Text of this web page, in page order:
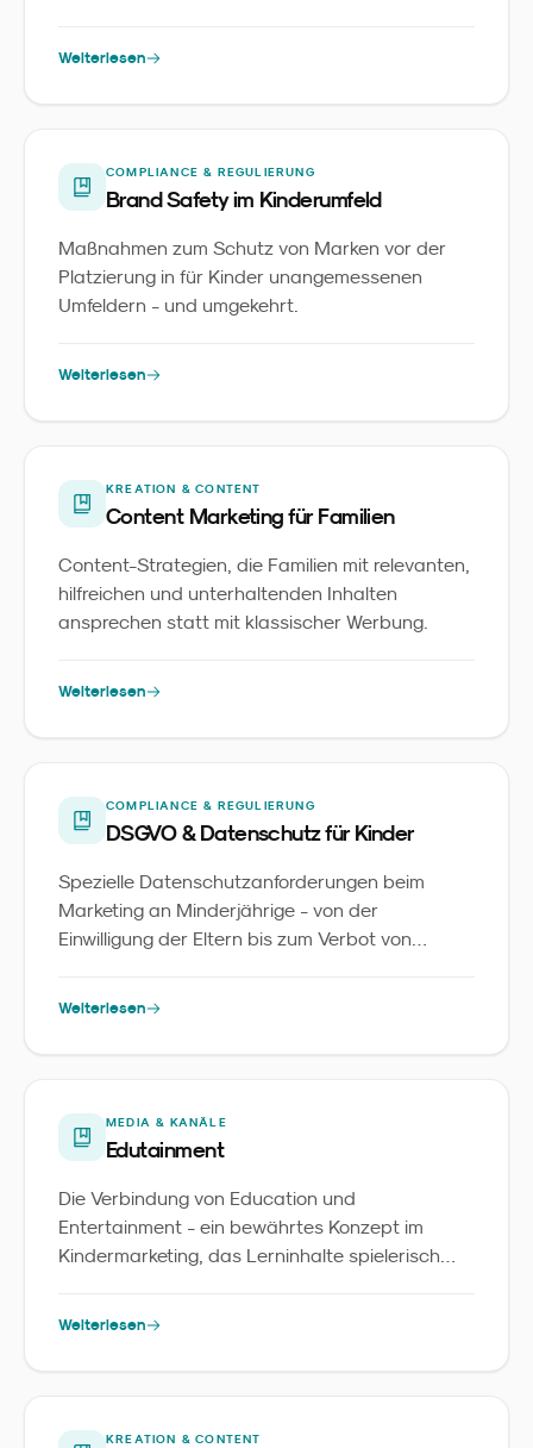
Weiterlesen
COMPLIANCE & REGULIERUNG
Brand Safety im Kinderumfeld
Maßnahmen zum Schutz von Marken vor der
Platzierung in für Kinder unangemessenen
Umfeldern - und umgekehrt.
Weiterlesen
KREATION & CONTENT
Content Marketing für Familien
Content-Strategien, die Familien mit relevanten,
hilfreichen und unterhaltenden Inhalten
ansprechen statt mit klassischer Werbung.
Weiterlesen
COMPLIANCE & REGULIERUNG
DSGVO & Datenschutz für Kinder
Spezielle Datenschutzanforderungen beim
Marketing an Minderjährige - von der
Einwilligung der Eltern bis zum Verbot von
Weiterlesen
MEDIA & KANÄLE
Edutainment
Die Verbindung von Education und
Entertainment - ein bewährtes Konzept im
Kindermarketing, das Lerninhalte spielerisch
Weiterlesen
KREATION & CONTENT